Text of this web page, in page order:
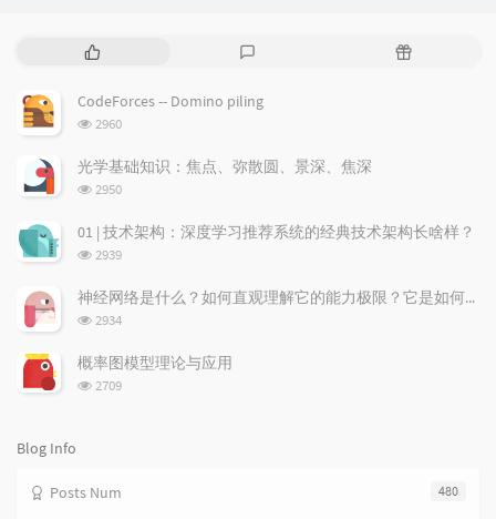
P
p
u
a
r
r
t
c
l
s
e
t
m
n
R
t
l
CodeForces -- Domino piling
浏
次
数:
2960
光学基础知识：焦点、弥散圆、景深、焦深
浏
次
数:
2950
01 | 技术架构：深度学习推荐系统的经典技术架构长啥样？
浏
次
数:
2939
神经网络是什么？如何直观理解它的能力极限？它是如何无限逼近真理？
浏
次
数:
2934
概率图模型理论与应用
浏
2709
Blog Info
480
Posts Num